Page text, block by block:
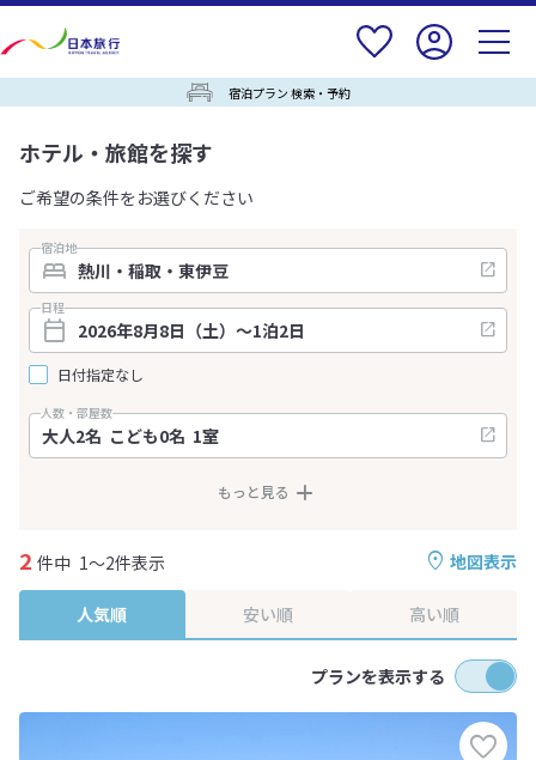
宿泊プラン 検索・予約
ホテル・旅館を探す
ご希望の条件をお選びください
宿泊地
日程
日付指定なし
人数・部屋数
もっと見る
地図表示
2 件中 1～2件表示
人気順 安い順 高い順
プランを表示する